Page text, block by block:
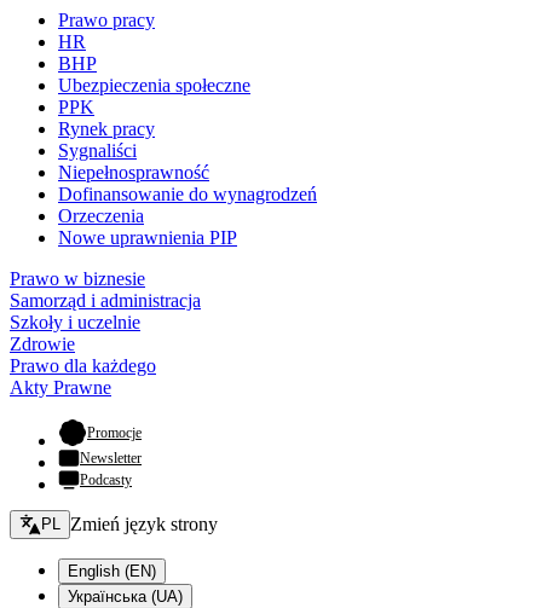
Prawo pracy
HR
BHP
Ubezpieczenia społeczne
PPK
Rynek pracy
Sygnaliści
Niepełnosprawność
Dofinansowanie do wynagrodzeń
Orzeczenia
Nowe uprawnienia PIP
Prawo w biznesie
Samorząd i administracja
Szkoły i uczelnie
Zdrowie
Prawo dla każdego
Akty Prawne
Promocje- otwiera się w nowej karcie
Newsletter
Podcasty
Zmień język - bieżący:
PL Zmień język strony
English (EN)
Українська (UA)